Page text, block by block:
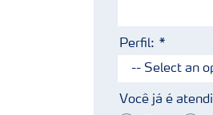
Perfil:
Você já é